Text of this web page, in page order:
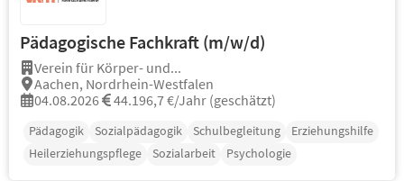
Pädagogische Fachkraft (m/w/d)
Verein für Körper- und...
Aachen, Nordrhein-Westfalen
04.08.2026
44.196,7 €/Jahr (geschätzt)
Pädagogik Sozialpädagogik Schulbegleitung
Erziehungshilfe
Heilerziehungspflege
Sozialarbeit Psychologie